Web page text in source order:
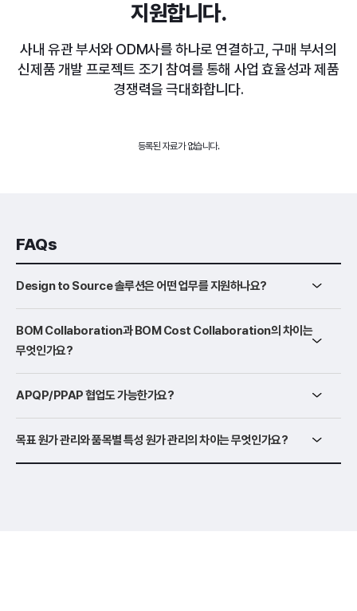
지원합니다.
사내 유관 부서와 ODM사를 하나로 연결하고, 구매 부서의
신제품 개발 프로젝트 조기 참여를 통해 사업 효율성과 제품
경쟁력을 극대화합니다.
등록된 자료가 없습니다.
FAQs
Design to Source 솔루션은 어떤 업무를 지원하나요?
BOM Collaboration과 BOM Cost Collaboration의 차이는
무엇인가요?
APQP/PPAP 협업도 가능한가요?
목표 원가 관리와 품목별 특성 원가 관리의 차이는 무엇인가요?